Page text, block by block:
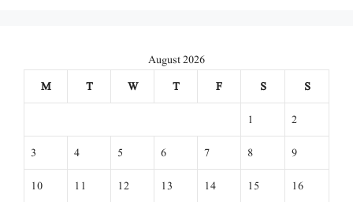
August 2026
M
T W T F S
S
1
2
3
4 5 6 7 8
9
10
11 12 13 14 15
16